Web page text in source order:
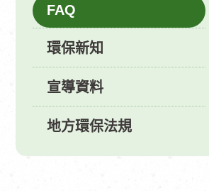
FAQ
環保新知
宣導資料
地方環保法規